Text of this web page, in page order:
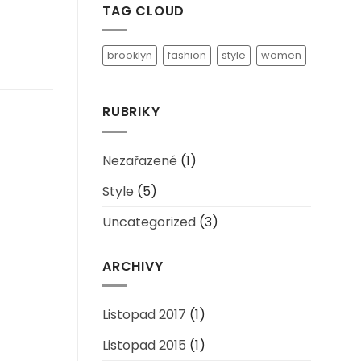
TAG CLOUD
brooklyn fashion style women
RUBRIKY
Nezařazené (1)
Style (5)
Uncategorized (3)
ARCHIVY
Listopad 2017 (1)
Listopad 2015 (1)